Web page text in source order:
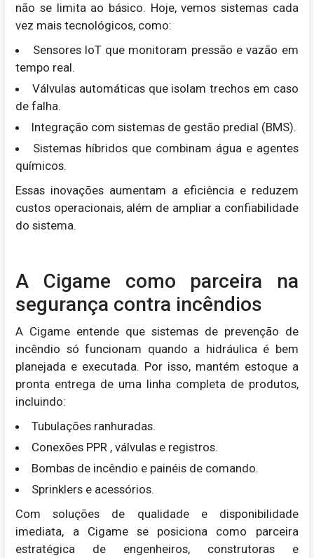
não se limita ao básico. Hoje, vemos sistemas cada
vez mais tecnológicos, como:
Sensores IoT que monitoram pressão e vazão em
tempo real.
Válvulas automáticas que isolam trechos em caso
de falha.
Integração com sistemas de gestão predial (BMS).
Sistemas híbridos que combinam água e agentes
químicos.
Essas inovações aumentam a eficiência e reduzem
custos operacionais, além de ampliar a confiabilidade
do sistema.
A Cigame como parceira na
segurança contra incêndios
A Cigame entende que sistemas de prevenção de
incêndio só funcionam quando a hidráulica é bem
planejada e executada. Por isso, mantém estoque a
pronta entrega de uma linha completa de produtos,
incluindo:
Tubulações ranhuradas.
Conexões PPR , válvulas e registros.
Bombas de incêndio e painéis de comando.
Sprinklers e acessórios.
Com soluções de qualidade e disponibilidade
imediata, a Cigame se posiciona como parceira
estratégica de engenheiros, construtoras e